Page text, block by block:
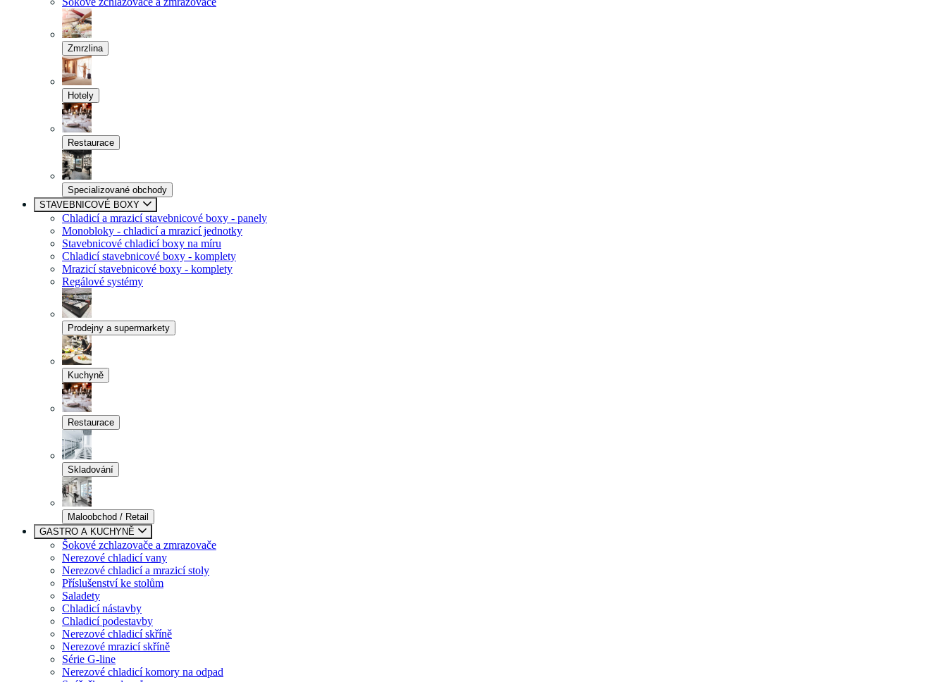
Zmrzlina
Hotely
Restaurace
Specializované obchody
STAVEBNICOVÉ BOXY
Chladicí a mrazicí stavebnicové boxy - panely
Monobloky - chladicí a mrazicí jednotky
Stavebnicové chladicí boxy na míru
Chladicí stavebnicové boxy - komplety
Mrazicí stavebnicové boxy - komplety
Regálové systémy
Prodejny a supermarkety
Kuchyně
Restaurace
Skladování
Maloobchod / Retail
GASTRO A KUCHYNĚ
Šokové zchlazovače a zmrazovače
Nerezové chladicí vany
Nerezové chladicí a mrazicí stoly
Příslušenství ke stolům
Saladety
Chladicí nástavby
Chladicí podestavby
Nerezové chladicí skříně
Nerezové mrazicí skříně
Série G-line
Nerezové chladicí komory na odpad